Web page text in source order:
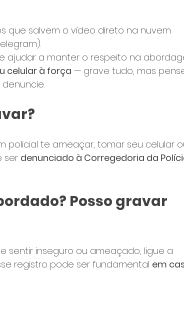
que salvem o vídeo direto na nuvem
ajudar a manter o respeito na
celular à força — grave tudo, mas
policial te ameaçar, tomar seu celular
ser denunciado à Corregedoria da
Posso gravar
sentir inseguro ou ameaçado, ligue a
registro pode ser fundamental em